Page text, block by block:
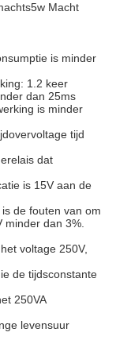
Macht
is minder
1.2 keer
dan 25ms
is minder
tijd
dat
is 15V aan de
de fouten van om
dan 3%.
voltage 250V,
de tijdsconstante
250VA
levensuur